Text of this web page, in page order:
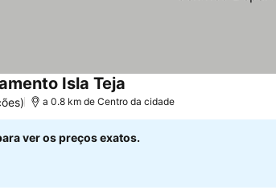
Isla Teja
a 0.8 km de Centro da cidade
ver os preços exatos.